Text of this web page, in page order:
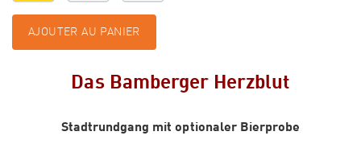
AJOUTER AU PANIER
Das Bamberger Herzblut
Stadtrundgang mit optionaler Bierprobe